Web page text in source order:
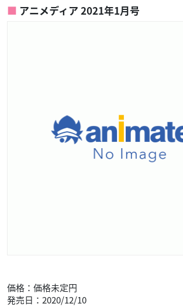
アニメディア 2021年1月号
価格：価格未定円
発売日：2020/12/10